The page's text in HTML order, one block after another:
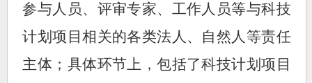
参与人员、评审专家、工作人员等与科技
计划项目相关的各类法人、自然人等责任
主体；具体环节上，包括了科技计划项目